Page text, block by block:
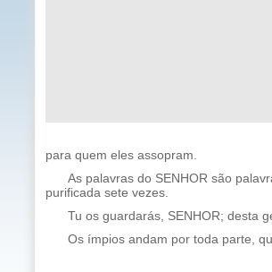
para quem eles assopram.
As palavras do SENHOR são
purificada sete vezes.
Tu os guardarás, SENHOR; desta
Os ímpios andam por toda parte,